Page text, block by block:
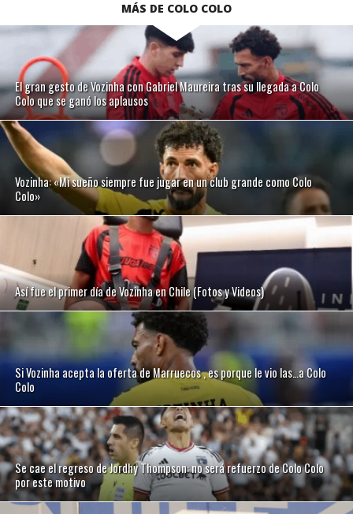
MÁS DE COLO COLO
El gran gesto de Vozinha con Gabriel Maureira tras su llegada a Colo
Colo que se ganó los aplausos
Vozinha: «Mi sueño siempre fue jugar en un club grande como Colo
Colo»
Así fue el primer día de Vozinha en Chile (Fotos y Videos)
Si Vozinha acepta la oferta de Marruecos , es porque le vio las…a Colo
Colo
Se cae el regreso de Jordhy Thompson: no será refuerzo de Colo Colo
por este motivo